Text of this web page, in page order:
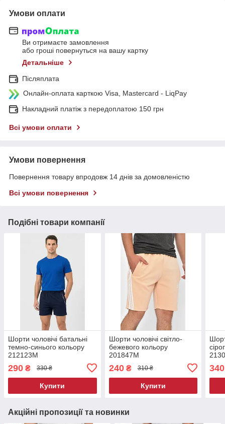
Умови оплати
Ви отримаєте замовлення
або гроші повернуться на вашу картку
Детальніше
Післяплата
Онлайн-оплата карткою Visa, Mastercard - LiqPay
Накладний платіж з передоплатою 150 грн
Всі умови оплати
Умови повернення
Повернення товару впродовж 14 днів за домовленістю
Всі умови повернення
Подібні товари компанії
Шорти чоловічі батальні
темно-синього кольору
212123M
290 ₴ 330 ₴
Купити
Шорти чоловічі світло-
бежевого кольору
201847M
240₴ 310 ₴
Купити
340
Акційні пропозиції та новинки